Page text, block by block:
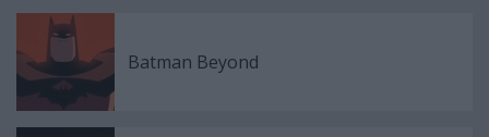
Batman Beyond